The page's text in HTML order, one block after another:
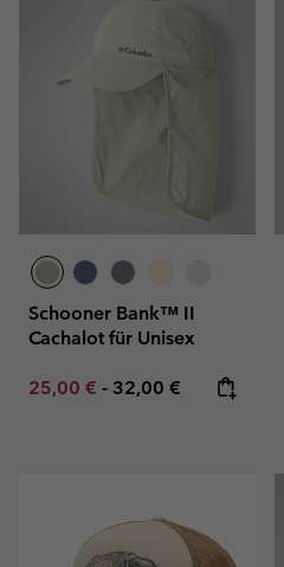
Schooner Bank™ II
Cachalot für Unisex
Minimum sale price:
25,00 € - Maximum price:
32,00 €